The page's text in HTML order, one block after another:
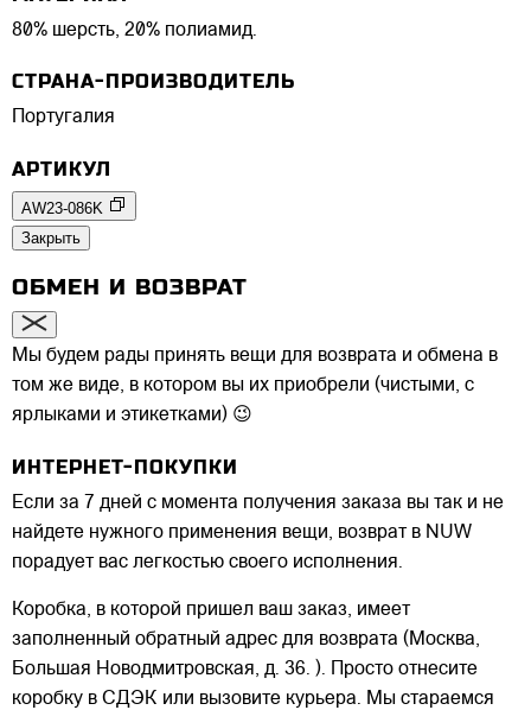
80% шерсть, 20% полиамид.
СТРАНА-ПРОИЗВОДИТЕЛЬ
Португалия
АРТИКУЛ
AW23-086K
Закрыть
ОБМЕН И ВОЗВРАТ
Мы будем рады принять вещи для возврата и обмена в
том же виде, в котором вы их приобрели (чистыми, с
ярлыками и этикетками) 😉
ИНТЕРНЕТ-ПОКУПКИ
Если за 7 дней с момента получения заказа вы так и не
найдете нужного применения вещи, возврат в NUW
порадует вас легкостью своего исполнения.
Коробка, в которой пришел ваш заказ, имеет
заполненный обратный адрес для возврата (Москва,
Большая Новодмитровская, д. 36. ). Просто отнесите
коробку в СДЭК или вызовите курьера. Мы стараемся